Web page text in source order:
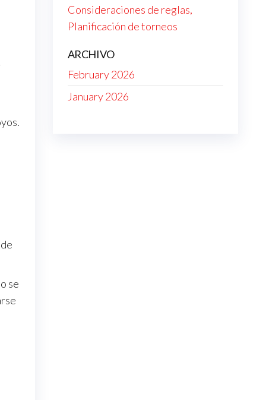
se
Consideraciones de reglas,
Planificación de torneos
ARCHIVO
February 2026
January 2026